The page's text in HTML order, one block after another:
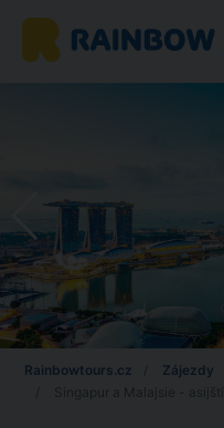
Rainbowtours.cz
Zájezdy